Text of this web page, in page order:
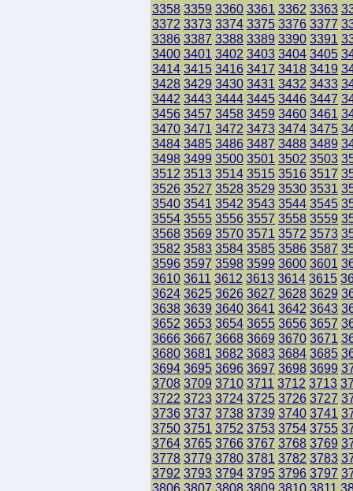
3358 3359 3360 3361 3362 3363
3372 3373 3374 3375 3376 3377
3386 3387 3388 3389 3390 3391
3400 3401 3402 3403 3404 3405
3414 3415 3416 3417 3418 3419
3428 3429 3430 3431 3432 3433
3442 3443 3444 3445 3446 3447
3456 3457 3458 3459 3460 3461
3470 3471 3472 3473 3474 3475
3484 3485 3486 3487 3488 3489
3498 3499 3500 3501 3502 3503
3512 3513 3514 3515 3516 3517
3526 3527 3528 3529 3530 3531
3540 3541 3542 3543 3544 3545
3554 3555 3556 3557 3558 3559
3568 3569 3570 3571 3572 3573
3582 3583 3584 3585 3586 3587
3596 3597 3598 3599 3600 3601
3610 3611 3612 3613 3614 3615
3624 3625 3626 3627 3628 3629
3638 3639 3640 3641 3642 3643
3652 3653 3654 3655 3656 3657
3666 3667 3668 3669 3670 3671
3680 3681 3682 3683 3684 3685
3694 3695 3696 3697 3698 3699
3708 3709 3710 3711 3712 3713
3722 3723 3724 3725 3726 3727
3736 3737 3738 3739 3740 3741
3750 3751 3752 3753 3754 3755
3764 3765 3766 3767 3768 3769
3778 3779 3780 3781 3782 3783
3792 3793 3794 3795 3796 3797
3806 3807 3808 3809 3810 3811